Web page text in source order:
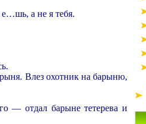
е…шь, а не я тебя.
Влез охотник на барыню,
— отдал барыне тетерева и